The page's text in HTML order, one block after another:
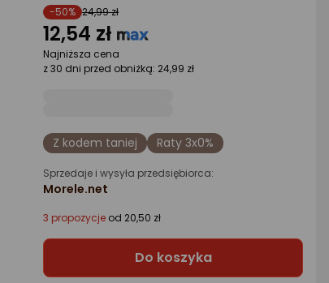
-50% 24,99 zł
12,54 zł
Najniższa cena
z 30 dni przed obniżką: 24,99 zł
Z kodem taniej Raty 3x0%
Sprzedaje i wysyła przedsiębiorca:
Morele.net
3 propozycje od 20,50 zł
Do koszyka